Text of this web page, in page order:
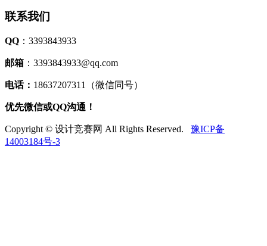
联系我们
QQ ：3393843933
邮箱 ：3393843933@qq.com
电话： 18637207311（微信同号）
优先微信或QQ沟通！
Copyright © 设计竞赛网 All Rights Reserved.
豫ICP备
14003184号-3